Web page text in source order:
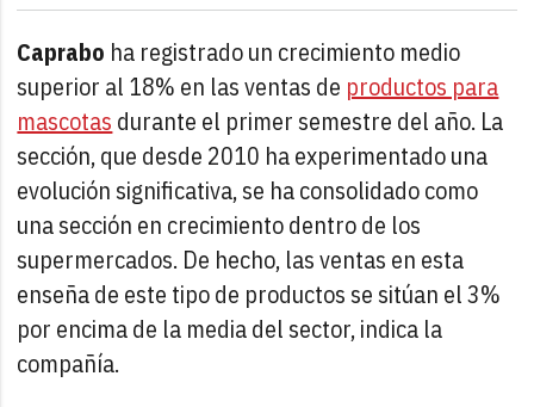
Caprabo ha registrado un crecimiento medio
superior al 18% en las ventas de productos para
mascotas durante el primer semestre del año. La
sección, que desde 2010 ha experimentado una
evolución significativa, se ha consolidado como
una sección en crecimiento dentro de los
supermercados. De hecho, las ventas en esta
enseña de este tipo de productos se sitúan el 3%
por encima de la media del sector, indica la
compañía.